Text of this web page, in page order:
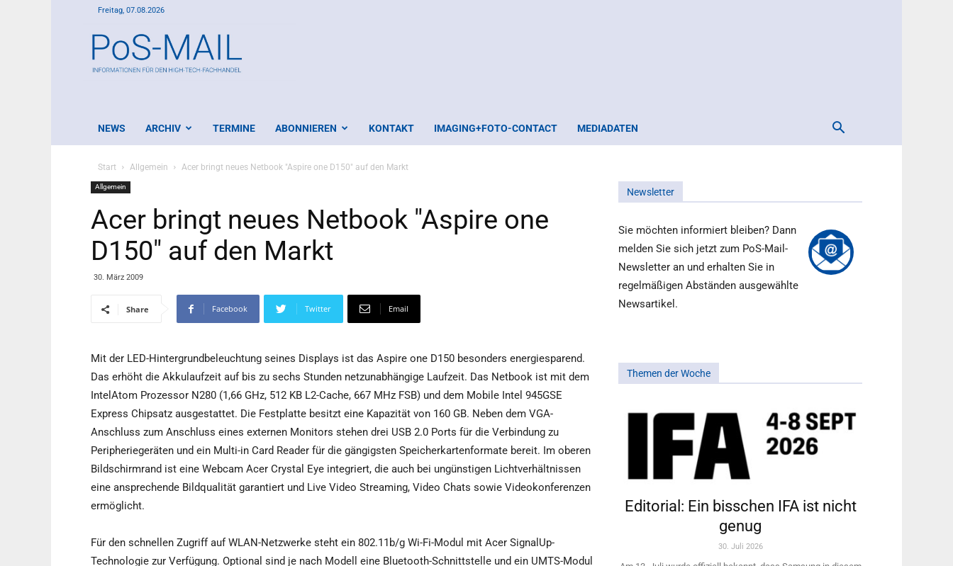
Freitag, 07.08.2026
Mail
NEWS ARCHIV TERMINE ABONNIEREN KONTAKT IMAGING+FOTO-CONTACT MEDIADATEN
Start Allgemein Acer bringt neues Netbook "Aspire one D150" auf den Markt
Allgemein
Acer bringt neues Netbook "Aspire one
D150" auf den Markt
30. März 2009
Share Facebook Twitter Email
Mit der LED-Hintergrundbeleuchtung seines Displays ist das Aspire one D150 besonders energiesparend.
Das erhöht die Akkulaufzeit auf bis zu sechs Stunden netzunabhängige Laufzeit. Das Netbook ist mit dem
IntelAtom Prozessor N280 (1,66 GHz, 512 KB L2-Cache, 667 MHz FSB) und dem Mobile Intel 945GSE
Express Chipsatz ausgestattet. Die Festplatte besitzt eine Kapazität von 160 GB. Neben dem VGA-
Anschluss zum Anschluss eines externen Monitors stehen drei USB 2.0 Ports für die Verbindung zu
Peripheriegeräten und ein Multi-in Card Reader für die gängigsten Speicherkartenformate bereit. Im oberen
Bildschirmrand ist eine Webcam Acer Crystal Eye integriert, die auch bei ungünstigen Lichtverhältnissen
eine ansprechende Bildqualität garantiert und Live Video Streaming, Video Chats sowie Videokonferenzen
ermöglicht.
Für den schnellen Zugriff auf WLAN-Netzwerke steht ein 802.11b/g Wi-Fi-Modul mit Acer SignalUp-
Technologie zur Verfügung. Optional sind je nach Modell eine Bluetooth-Schnittstelle und ein UMTS-Modul
Newsletter
Sie möchten informiert bleiben? Dann
melden Sie sich jetzt zum PoS-Mail-
Newsletter an und erhalten Sie in
regelmäßigen Abständen ausgewählte
Newsartikel.
Themen der Woche
Editorial: Ein bisschen IFA ist nicht
genug
30. Juli 2026